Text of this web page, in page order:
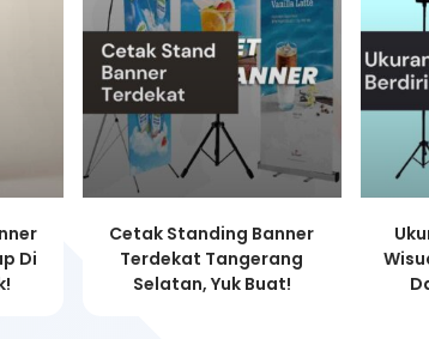
Di
Cetak Standing Banner
Terdekat Tangerang
Selatan, Yuk Buat!